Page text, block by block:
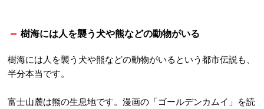
樹海には人を襲う犬や熊などの動物がいる
樹海には人を襲う犬や熊などの動物がいるという都市伝説も、
半分本当です。
富士山麓は熊の生息地です。漫画の「ゴールデンカムイ」を読